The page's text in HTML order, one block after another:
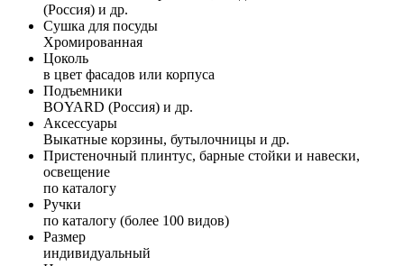
(Россия) и др.
Сушка для посуды
Хромированная
Цоколь
в цвет фасадов или корпуса
Подъемники
BOYARD (Россия) и др.
Аксессуары
Выкатные корзины, бутылочницы и др.
Пристеночный плинтус, барные стойки и навески,
освещение
по каталогу
Ручки
по каталогу (более 100 видов)
Размер
индивидуальный